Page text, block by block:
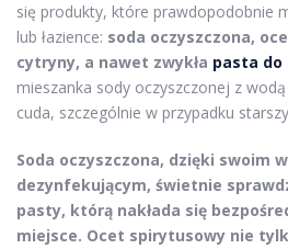
się produkty, które prawdopodobnie
lub łazience: soda oczyszczona,
cytryny, a nawet zwykła pasta do
mieszanka sody oczyszczonej z
cuda, szczególnie w przypadku
Soda oczyszczona, dzięki swoim
dezynfekującym, świetnie
pasty, którą nakłada się
miejsce. Ocet spirytusowy nie